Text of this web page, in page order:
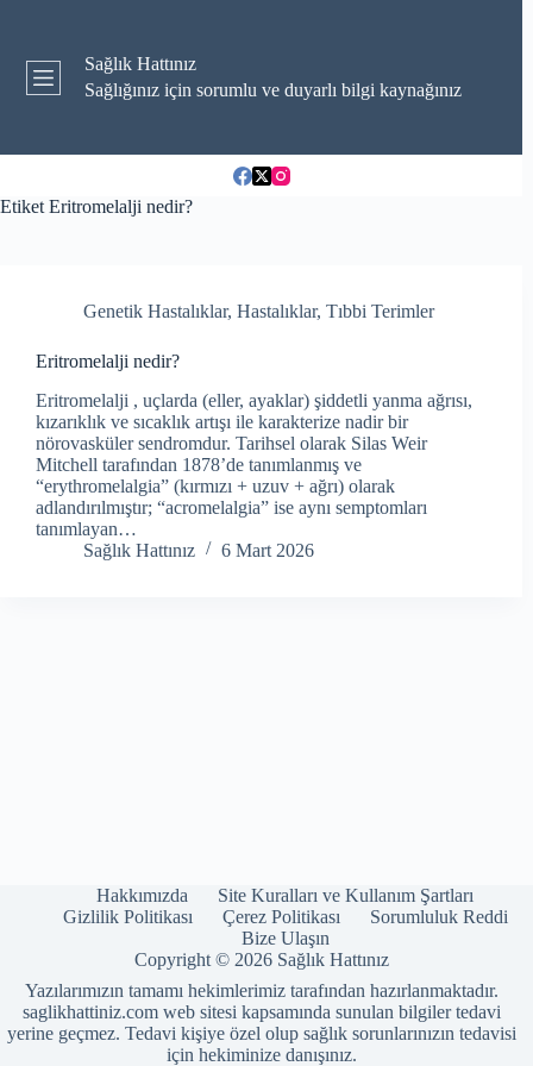
Sağlık Hattınız
Sağlığınız için sorumlu ve duyarlı bilgi kaynağınız
Etiket Eritromelalji nedir?
Genetik Hastalıklar, Hastalıklar, Tıbbi Terimler
Eritromelalji nedir?
Eritromelalji , uçlarda (eller, ayaklar) şiddetli yanma ağrısı,
kızarıklık ve sıcaklık artışı ile karakterize nadir bir
nörovasküler sendromdur. Tarihsel olarak Silas Weir
Mitchell tarafından 1878’de tanımlanmış ve
“erythromelalgia” (kırmızı + uzuv + ağrı) olarak
adlandırılmıştır; “acromelalgia” ise aynı semptomları
tanımlayan…
Sağlık Hattınız
6 Mart 2026
Hakkımızda
Site Kuralları ve Kullanım Şartları
Gizlilik Politikası
Çerez Politikası
Sorumluluk Reddi
Bize Ulaşın
Copyright © 2026 Sağlık Hattınız
Yazılarımızın tamamı hekimlerimiz tarafından hazırlanmaktadır.
saglikhattiniz.com web sitesi kapsamında sunulan bilgiler tedavi
yerine geçmez. Tedavi kişiye özel olup sağlık sorunlarınızın tedavisi
için hekiminize danışınız.